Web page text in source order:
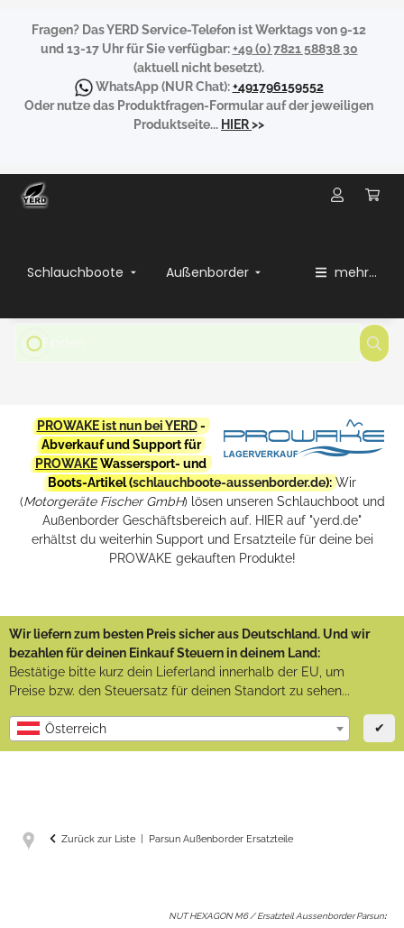
Fragen? Das YERD Service-Telefon ist Werktags von 9-12
und 13-17 Uhr für Sie verfügbar:+49 (0) 7821 58838 30
(aktuell nicht besetzt).
WhatsApp(NUR Chat):+491796159552
Oder nutze das Produktfragen-Formular auf der jeweiligen
Produktseite... HIER>>
Schlauchboote Außenborder mehr...
PROWAKE ist nun bei YERD-
Abverkauf und Support für
PROWAKEWassersport- und
Boots-Artikel (schlauchboote-aussenborder.de): Wir
(Motorgeräte Fischer GmbH) lösen unseren Schlauchboot und
Außenborder Geschäftsbereich auf. HIER auf "yerd.de"
erhältst du weiterhin Support und Ersatzteile für deine bei
PROWAKE gekauften Produkte!
Wir liefern zum besten Preis sicher aus Deutschland. Und wir
bezahlen für deinen Einkauf Steuern in deinem Land:
Bestätige bitte kurz dein Lieferland innerhalb der EU, um
Preise bzw. den Steuersatz für deinen Standort zu sehen...
Österreich ✔
Zurück zur Liste Parsun Außenborder Ersatzteile
NUT HEXAGON M6 / Ersatzteil Aussenborder Parsun: